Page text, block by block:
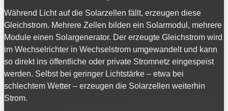
Während Licht auf die Solarzellen fällt, erzeugen diese
Gleichstrom. Mehrere Zellen bilden ein Solarmodul, mehrere
Module einen Solargenerator. Der erzeugte Gleichstrom wird
im Wechselrichter in Wechselstrom umgewandelt und kann
so direkt ins öffentliche oder private Stromnetz eingespeist
werden. Selbst bei geringer Lichtstärke – etwa bei
schlechtem Wetter – erzeugen die Solarzellen weiterhin
Strom.